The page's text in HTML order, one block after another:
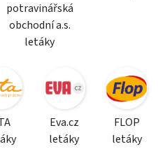
potravinářská
obchodní a.s.
letáky
Eva.cz
letáky
FLOP
letáky